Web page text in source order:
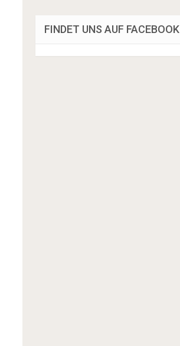
FINDET UNS AUF FACEBOOK